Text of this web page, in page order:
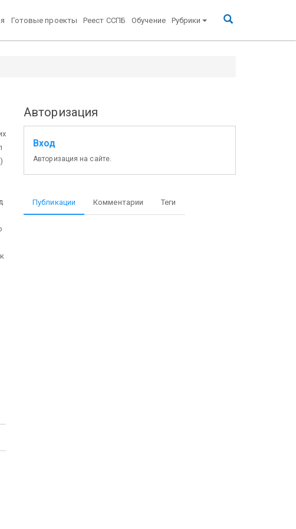
Готовые проекты Реест ССПБ Обучение Рубрики
Авторизация
Вход
Авторизация на сайте.
Публикации Комментарии Теги